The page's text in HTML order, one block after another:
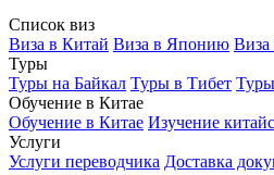
Список виз
Виза в Китай Виза в Японию
Туры
Туры на Байкал Туры в Тибет
Обучение в Китае
Обучение в Китае Изучение
Услуги
Услуги переводчика Доставка